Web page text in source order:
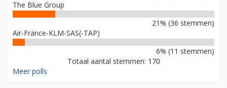
The Blue Group
21% (36 stemmen)
Air-France-KLM-SAS(-TAP)
6% (11 stemmen)
Totaal aantal stemmen: 170
Meer polls